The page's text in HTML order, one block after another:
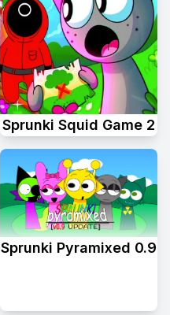
Sprunki Squid Game 2
Sprunki Pyramixed 0.9